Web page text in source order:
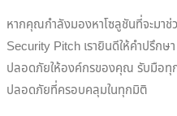
หากคุณกำลังมองหาโซลูชันที่จะมาช่
Security Pitch เรายินดีให้คำปรึก
ปลอดภัยให้องค์กรของคุณ รับมือทุ
ปลอดภัยที่ครอบคลุมในทุกมิติ